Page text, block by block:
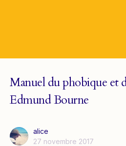
Manuel du phobique et
Edmund Bourne
alice
27 novembre 2017